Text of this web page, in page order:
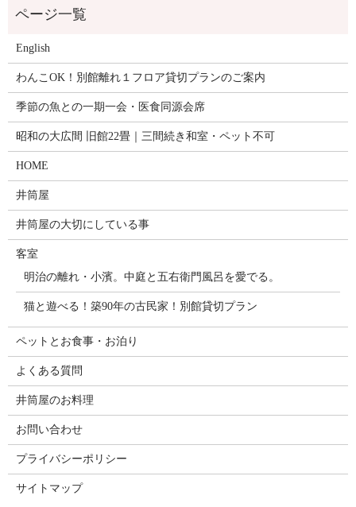
English
わんこOK！別館離れ１フロア貸切プランのご案内
季節の魚との一期一会・医食同源会席
昭和の大広間 旧館22畳｜三間続き和室・ペット不可
HOME
井筒屋
井筒屋の大切にしている事
客室
明治の離れ・小濱。中庭と五右衛門風呂を愛でる。
猫と遊べる！築90年の古民家！別館貸切プラン
ペットとお食事・お泊り
よくある質問
井筒屋のお料理
お問い合わせ
プライバシーポリシー
サイトマップ